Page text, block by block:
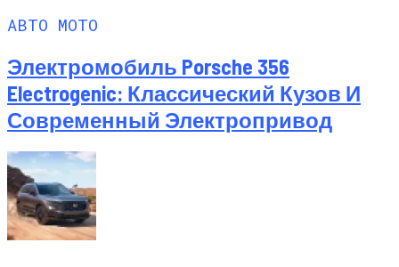
АВТО МОТО
Электромобиль Porsche 356
Electrogenic: Классический Кузов И
Современный Электропривод